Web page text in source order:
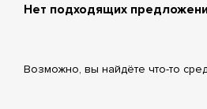
Нет подходящих
Возможно, вы найдёте что-то